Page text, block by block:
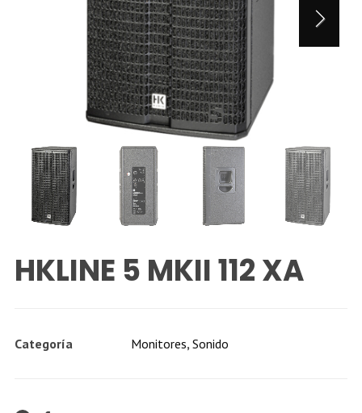
HKLINE 5 MKII 112 XA
Categoría Monitores, Sonido